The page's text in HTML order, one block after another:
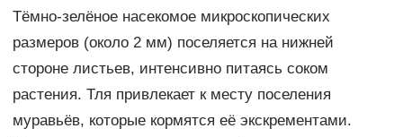
Тёмно-зелёное насекомое микроскопических
размеров (около 2 мм) поселяется на нижней
стороне листьев, интенсивно питаясь соком
растения. Тля привлекает к месту поселения
муравьёв, которые кормятся её экскрементами.